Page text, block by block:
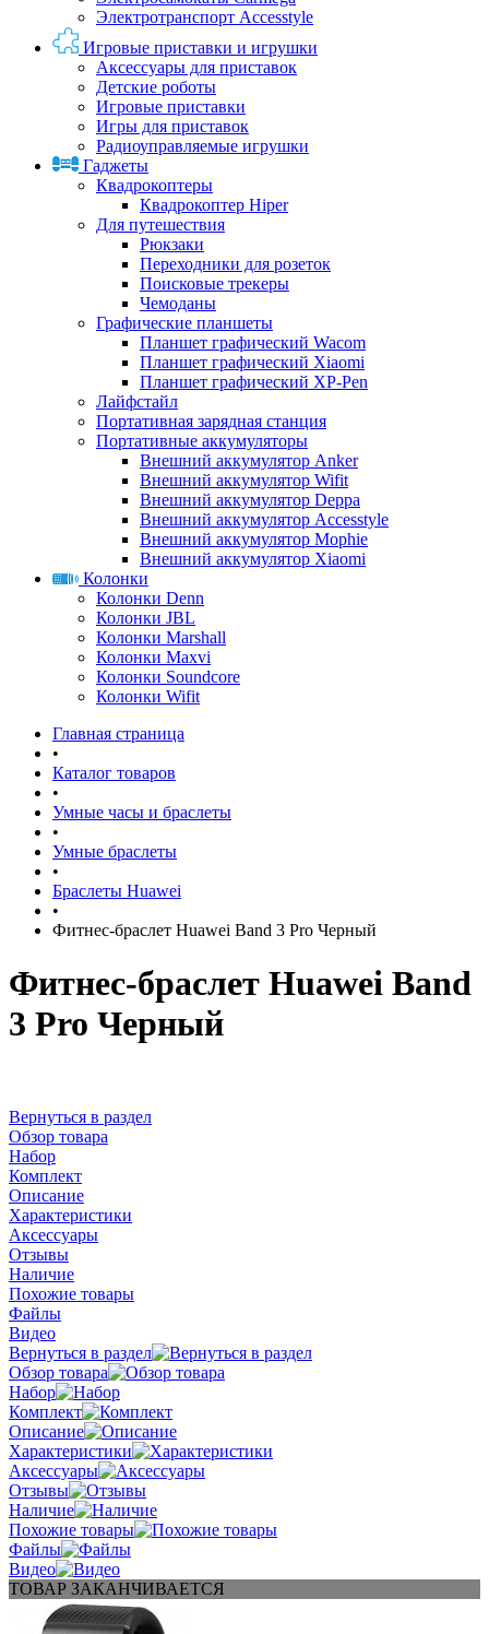
Электротранспорт Accesstyle
Игровые приставки и игрушки
Аксессуары для приставок
Детские роботы
Игровые приставки
Игры для приставок
Радиоуправляемые игрушки
Гаджеты
Квадрокоптеры
Квадрокоптер Hiper
Для путешествия
Рюкзаки
Переходники для розеток
Поисковые трекеры
Чемоданы
Графические планшеты
Планшет графический Wacom
Планшет графический Xiaomi
Планшет графический XP-Pen
Лайфстайл
Портативная зарядная станция
Портативные аккумуляторы
Внешний аккумулятор Anker
Внешний аккумулятор Wifit
Внешний аккумулятор Deppa
Внешний аккумулятор Accesstyle
Внешний аккумулятор Mophie
Внешний аккумулятор Xiaomi
Колонки
Колонки Denn
Колонки JBL
Колонки Marshall
Колонки Maxvi
Колонки Soundcore
Колонки Wifit
Главная страница
•
Каталог товаров
•
Умные часы и браслеты
•
Умные браслеты
•
Браслеты Huawei
•
Фитнес-браслет Huawei Band 3 Pro Черный
Фитнес-браслет Huawei Band
3 Pro Черный
Вернуться в раздел
Обзор товара
Набор
Комплект
Описание
Характеристики
Аксессуары
Отзывы
Наличие
Похожие товары
Файлы
Видео
Вернуться в раздел
Обзор товара
Набор
Комплект
Описание
Характеристики
Аксессуары
Отзывы
Наличие
Похожие товары
Файлы
Видео
ТОВАР ЗАКАНЧИВАЕТСЯ